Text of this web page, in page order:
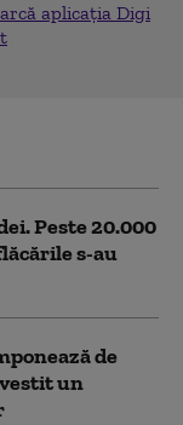
aplicația Digi
Peste 20.000
s-au
de
un